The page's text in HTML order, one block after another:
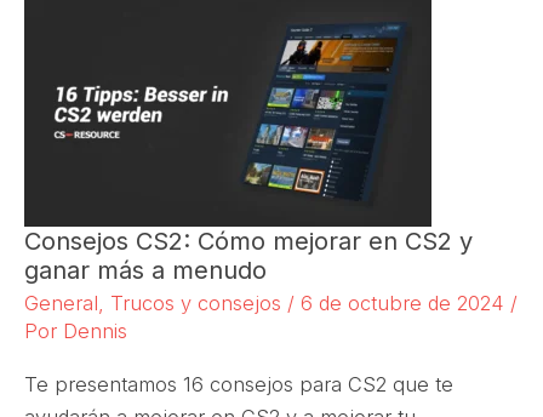
Consejos CS2: Cómo mejorar en CS2 y
ganar más a menudo
General Trucos y consejos / 6 de octubre de 2024 /
Por Dennis
Te presentamos 16 consejos para CS2 que te